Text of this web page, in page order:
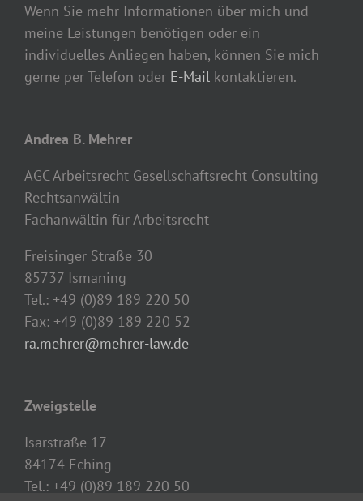
Wenn Sie mehr Informationen über mich und
meine Leistungen benötigen oder ein
individuelles Anliegen haben, können Sie mich
gerne per Telefon oder E-Mail kontaktieren.
Andrea B. Mehrer
AGC Arbeitsrecht Gesellschaftsrecht Consulting
Rechtsanwältin
Fachanwältin für Arbeitsrecht
Freisinger Straße 30
85737 Ismaning
Tel.: +49 (0)89 189 220 50
Fax: +49 (0)89 189 220 52
ra.mehrer@mehrer-law.de
Zweigstelle
Isarstraße 17
84174 Eching
Tel.: +49 (0)89 189 220 50